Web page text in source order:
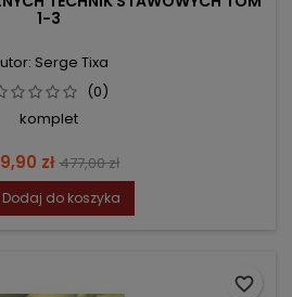
1-3
Serge Tixa
(0)
komplet
zł Cena
podstawowa
477,00 zł
Dodaj do koszyka
favorite_border